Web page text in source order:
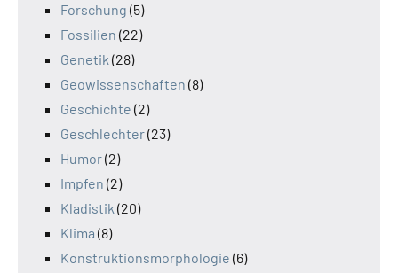
Forschung (5)
Fossilien (22)
Genetik (28)
Geowissenschaften (8)
Geschichte (2)
Geschlechter(23)
Humor(2)
Impfen (2)
Kladistik (20)
Klima (8)
Konstruktionsmorphologie (6)